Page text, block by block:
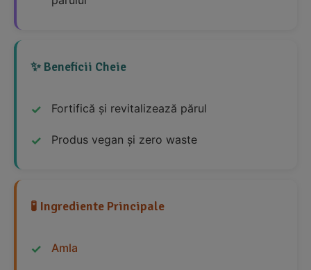
✨ Beneficii Cheie
Fortifică și revitalizează părul
Produs vegan și zero waste
🧪 Ingrediente Principale
Amla